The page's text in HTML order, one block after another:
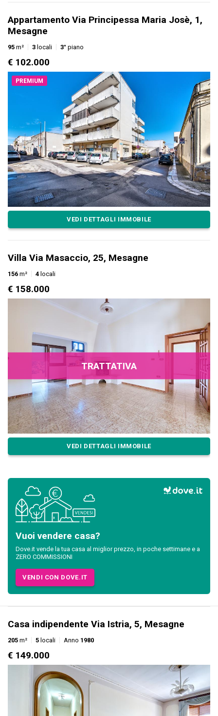
Appartamento Via Principessa Maria Josè, 1,
Mesagne
95 m² 3 locali 3° piano
€ 102.000
PREMIUM
VEDI DETTAGLI IMMOBILE
Villa Via Masaccio, 25, Mesagne
156 m² 4 locali
€ 158.000
TRATTATIVA
VEDI DETTAGLI IMMOBILE
Vuoi vendere casa?
Dove.it vende la tua casa al miglior prezzo, in poche settimane e a
ZERO COMMISSIONI
VENDI CON DOVE.IT
Casa indipendente Via Istria, 5, Mesagne
205 m² 5 locali Anno 1980
€ 149.000